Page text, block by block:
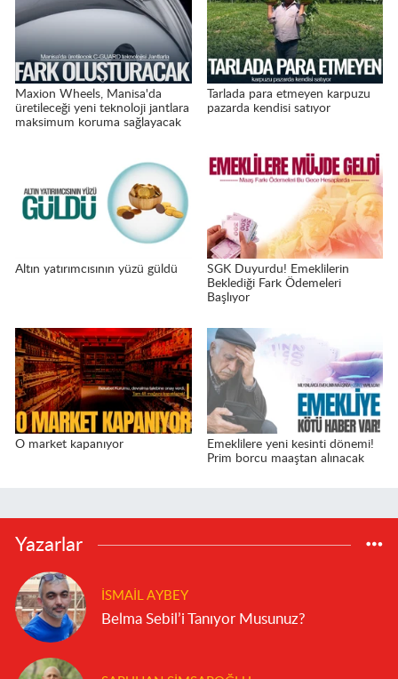
Maxion Wheels, Manisa'da
üretileceği yeni teknoloji jantlara
maksimum koruma sağlayacak
Tarlada para etmeyen karpuzu
pazarda kendisi satıyor
Altın yatırımcısının yüzü güldü
SGK Duyurdu! Emeklilerin
Beklediği Fark Ödemeleri
Başlıyor
O market kapanıyor
Emeklilere yeni kesinti dönemi!
Prim borcu maaştan alınacak
Yazarlar
İSMAIL AYBEY
Belma Sebil’i Tanıyor Musunuz?